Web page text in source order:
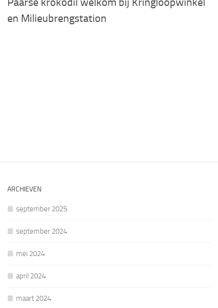
en Milieubrengstation
ARCHIEVEN
september 2025
september 2024
mei 2024
april 2024
maart 2024